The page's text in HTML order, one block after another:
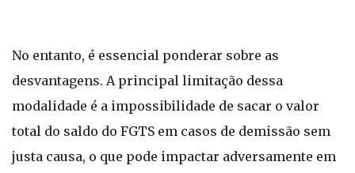
No entanto, é essencial ponderar sobre as
desvantagens. A principal limitação dessa
modalidade é a impossibilidade de sacar o valor
total do saldo do FGTS em casos de demissão sem
justa causa, o que pode impactar adversamente em